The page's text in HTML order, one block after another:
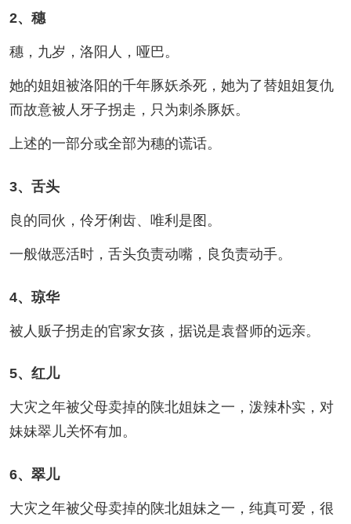
2、穗
穗，九岁，洛阳人，哑巴。
她的姐姐被洛阳的千年豚妖杀死，她为了替姐姐复仇
而故意被人牙子拐走，只为刺杀豚妖。
上述的一部分或全部为穗的谎话。
3、舌头
良的同伙，伶牙俐齿、唯利是图。
一般做恶活时，舌头负责动嘴，良负责动手。
4、琼华
被人贩子拐走的官家女孩，据说是袁督师的远亲。
5、红儿
大灾之年被父母卖掉的陕北姐妹之一，泼辣朴实，对
妹妹翠儿关怀有加。
6、翠儿
大灾之年被父母卖掉的陕北姐妹之一，纯真可爱，很